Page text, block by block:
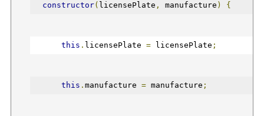
constructor( licensePlate , manufacture ) {
this . licensePlate = licensePlate ;
this . manufacture = manufacture ;